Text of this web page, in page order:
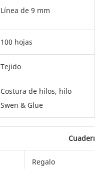
Línea de 9 mm
100 hojas
Tejido
Costura de hilos, hilo
Swen & Glue
Cuaderno
Regalo